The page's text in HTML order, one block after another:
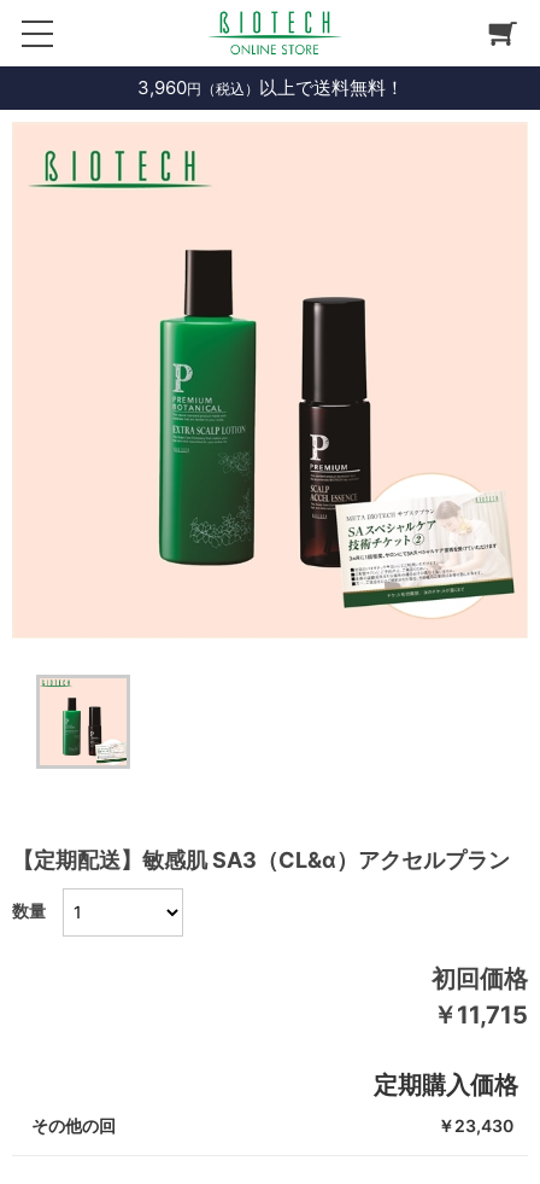
3,960円（税込） 以上で送料無料！
【定期配送】敏感肌 SA3（CL&α）アクセルプラン
初回価格
￥11,715
定期購入価格
その他の回 ￥23,430
数量